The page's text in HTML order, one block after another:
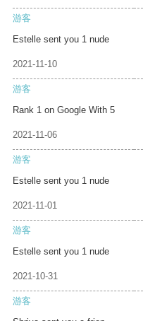
游客
Estelle sent you 1 nude
2021-11-10
游客
Rank 1 on Google With 5
2021-11-06
游客
Estelle sent you 1 nude
2021-11-01
游客
Estelle sent you 1 nude
2021-10-31
游客